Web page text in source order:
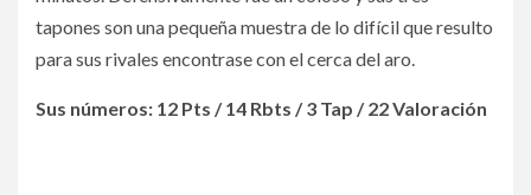
tapones son una pequeña muestra de lo difícil que resulto
para sus rivales encontrase con el cerca del aro.
Sus números: 12 Pts / 14 Rbts / 3 Tap / 22 Valoración